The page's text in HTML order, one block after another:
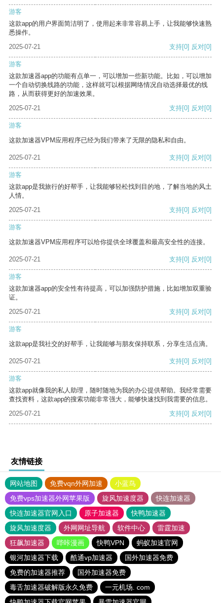
游客
这款app的用户界面简洁明了，使用起来非常容易上手，让我能够快速熟
悉操作。
2025-07-21
支持[0] 反对[0]
游客
这款加速器app的功能有点单一，可以增加一些新功能。比如，可以增加
一个自动切换线路的功能，这样就可以根据网络情况自动选择最优的线
路，从而获得更好的加速效果。
2025-07-21
支持[0] 反对[0]
游客
这款加速器VPM应用程序已经为我们带来了无限的隐私和自由。
2025-07-21 支持[0] 反对[0]
游客
这款app是我旅行的好帮手，让我能够轻松找到目的地，了解当地的风土
人情。
2025-07-21
支持[0] 反对[0]
游客
这款加速器VPM应用程序可以给你提供全球覆盖和最高安全性的连接。
2025-07-21 支持[0] 反对[0]
游客
这款加速器app的安全性有待提高，可以加强防护措施，比如增加双重验
证。
2025-07-21
支持[0] 反对[0]
游客
这款app是我社交的好帮手，让我能够与朋友保持联系，分享生活点滴。
2025-07-21 支持[0] 反对[0]
游客
这款app就像我的私人助理，随时随地为我的办公提供帮助。我经常需要
查找资料，这款app的搜索功能非常强大，能够快速找到我需要的信息。
2025-07-21
支持[0] 反对[0]
友情链接
网站地图 免费vqn外网加速
小蓝鸟
免费vps加速器外网苹果版
旋风加速度器
快连加速器
快连加速器官网入口
原子加速器
快鸭加速器
旋风加速度器
外网网址导航 软件中心
雷霆加速
狂飙加速器
哔咔漫画 快鸭VPN
蚂蚁加速官网
银河加速器下载
酷通vp加速器
国外加速器免费
免费的加速器推荐
国外加速器免费
毒舌加速器破解版永久免费
一元机场. com